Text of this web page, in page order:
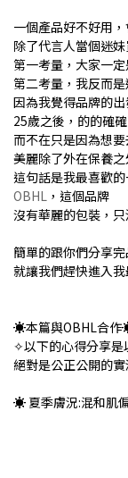
一個產品好不好用
除了代言人當個迷
第一考量，大家一
第二考量，我反而
因為我覺得品牌的
25歲之後，的的確
而不在只是因為想
美麗除了外在保養
這句話是我最喜歡
OBHL ，這個品牌
沒有華麗的包裝，
簡單的跟你們分享
就讓我們趕快進入
☀本篇與OBHL合
✧以下的心得分享是
絕對是公正公開的
☀ 夏季膚況:混和肌